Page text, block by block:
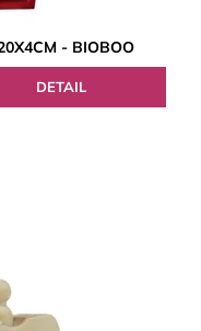
- BIOBOO
DETAIL